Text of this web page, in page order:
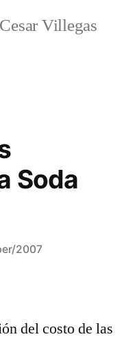
Villegas
Soda
2007
del costo de las